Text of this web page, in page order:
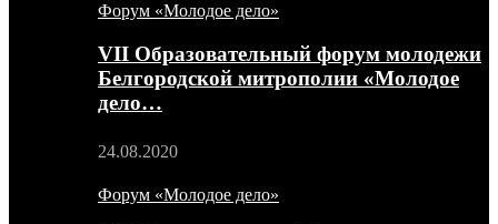
Форум «Молодое дело»
VII Образовательный форум молодежи
Белгородской митрополии «Молодое
дело…
24.08.2020
Форум «Молодое дело»